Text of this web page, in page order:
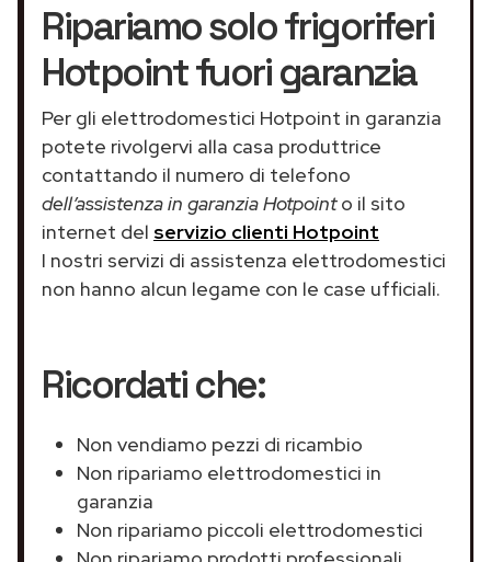
Ripariamo solo frigoriferi
Hotpoint fuori garanzia
Per gli elettrodomestici Hotpoint in garanzia
potete rivolgervi alla casa produttrice
contattando il numero di telefono
dell’assistenza in garanzia Hotpointo il sito
internet del servizio clienti Hotpoint
I nostri servizi di assistenza elettrodomestici
non hanno alcun legame con le case ufficiali.
Ricordati che:
Non vendiamo pezzi di ricambio
Non ripariamo elettrodomestici in
garanzia
Non ripariamo piccoli elettrodomestici